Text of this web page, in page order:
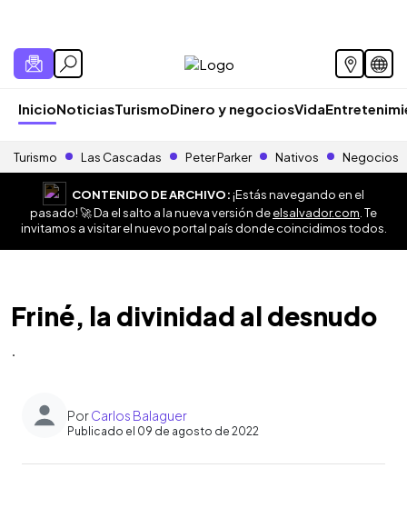
InicioNoticiasTurismoDinero y negociosVida
Turismo Las Cascadas Peter Parker Nativos Negocios
CONTENIDO DE ARCHIVO:¡Estás navegando en el
pasado! 🚀 Da el salto a la nueva versión deelsalvador.com . Te
invitamos a visitar el nuevo portal país donde coincidimos todos.
Friné, la divinidad al desnudo
.
PorCarlos Balaguer
Publicado el 09 de agosto de 2022